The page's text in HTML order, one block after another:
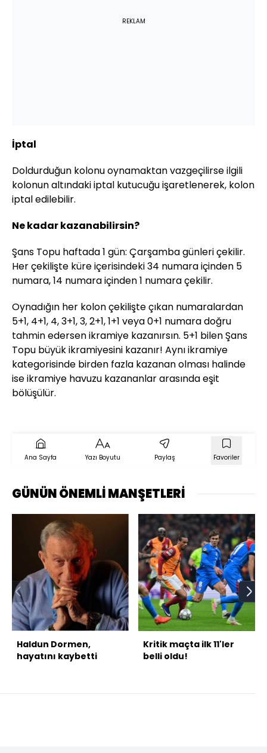
REKLAM
İptal
Doldurduğun kolonu oynamaktan vazgeçilirse ilgili
kolonun altındaki iptal kutucuğu işaretlenerek, kolon
iptal edilebilir.
Ne kadar kazanabilirsin?
Şans Topu haftada 1 gün: Çarşamba günleri çekilir.
Her çekilişte küre içerisindeki 34 numara içinden 5
numara, 14 numara içinden 1 numara çekilir.
Oynadığın her kolon çekilişte çıkan numaralardan
5+1, 4+1, 4, 3+1, 3, 2+1, 1+1 veya 0+1 numara doğru
tahmin edersen ikramiye kazanırsın. 5+1 bilen Şans
Topu büyük ikramiyesini kazanır! Aynı ikramiye
kategorisinde birden fazla kazanan olması halinde
ise ikramiye havuzu kazananlar arasında eşit
bölüşülür.
Ana Sayfa Yazı Boyutu Paylaş Favoriler
GÜNÜN ÖNEMLİ MANŞETLERİ
Haldun Dormen,
hayatını kaybetti
Kritik maçta ilk 11'ler
belli oldu!